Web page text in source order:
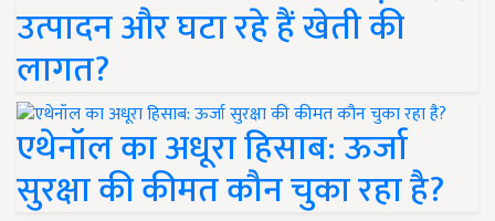
उत्पादन और घटा रहे हैं खेती की
लागत?
एथेनॉल का अधूरा हिसाब: ऊर्जा
सुरक्षा की कीमत कौन चुका रहा है?